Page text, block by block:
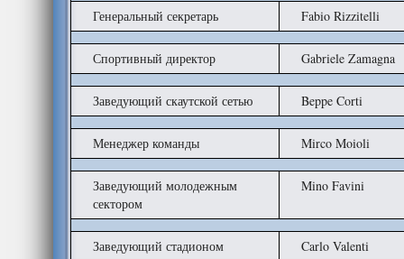
Генеральный секретарь Fabio Rizzitelli
Спортивный директор Gabriele Zamagna
Заведующий скаутской сетью Beppe Corti
Менеджер команды Mirco Moioli
Заведующий молодежным
сектором
Mino Favini
Заведующий стадионом Carlo Valenti